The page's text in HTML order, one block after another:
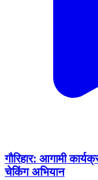
गौरिहार: आगामी
चेकिंग अभियान